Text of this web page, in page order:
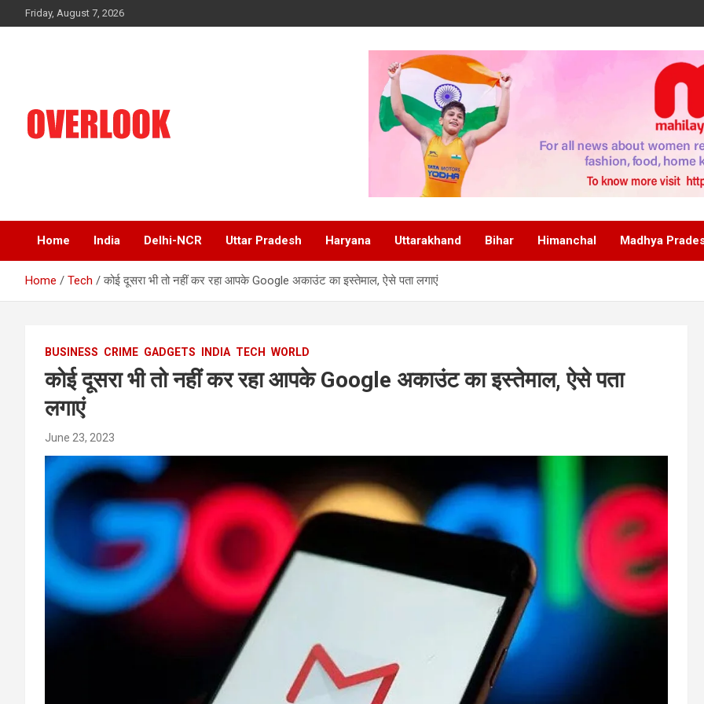
to
Friday, August 7, 2026
Home India Delhi-NCR Uttar Pradesh Haryana Uttarakhand Bihar Himanchal Madhya
Home Tech कोई दूसरा भी तो नहीं कर रहा आपके Google अकाउंट का इस्तेमाल, ऐसे पता लगाएं
BUSINESS CRIME GADGETS INDIA TECH WORLD
कोई दूसरा भी तो नहीं कर रहा आपके Google अकाउंट का इस्तेमाल, ऐसे पता
लगाएं
June 23, 2023